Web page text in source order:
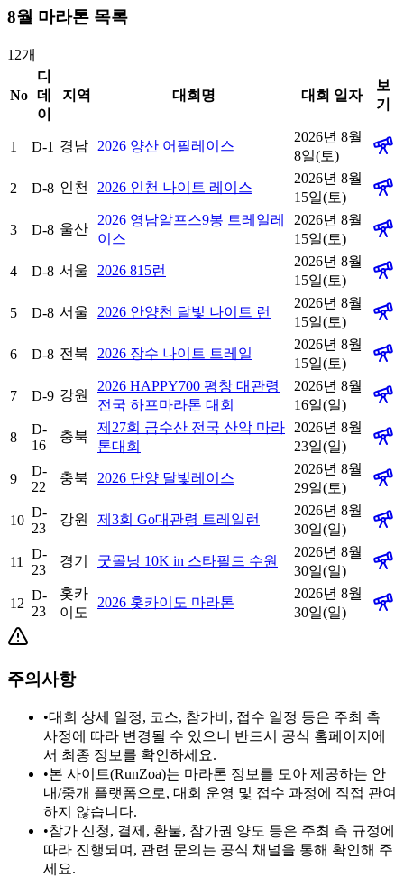
8월 마라톤 목록
12개
No
디
데
이
지역 대회명 대회 일자
보
기
1 D-1 경남 2026 양산 어필레이스
2026년 8월
8일(토)
2 D-8 인천 2026 인천 나이트 레이스
2026년 8월
15일(토)
3 D-8 울산
2026 영남알프스9봉 트레일레
이스
2026년 8월
15일(토)
4 D-8 서울 2026 815런
2026년 8월
15일(토)
5 D-8 서울 2026 안양천 달빛 나이트 런
2026년 8월
15일(토)
6 D-8 전북 2026 장수 나이트 트레일
2026년 8월
15일(토)
7 D-9 강원
2026 HAPPY700 평창 대관령
전국 하프마라톤 대회
2026년 8월
16일(일)
8
D-
16
충북
제27회 금수산 전국 산악 마라
톤대회
2026년 8월
23일(일)
9
D-
22
충북 2026 단양 달빛레이스
2026년 8월
29일(토)
10
D-
23
강원 제3회 Go대관령 트레일런
2026년 8월
30일(일)
11
D-
23
경기 굿몰닝 10K in 스타필드 수원
2026년 8월
30일(일)
12
D-
23
홋카
이도
2026 홋카이도 마라톤
2026년 8월
30일(일)
주의사항
•대회 상세 일정, 코스, 참가비, 접수 일정 등은 주최 측
사정에 따라 변경될 수 있으니 반드시 공식 홈페이지에
서 최종 정보를 확인하세요.
•본 사이트(RunZoa)는 마라톤 정보를 모아 제공하는 안
내/중개 플랫폼으로, 대회 운영 및 접수 과정에 직접 관여
하지 않습니다.
•참가 신청, 결제, 환불, 참가권 양도 등은 주최 측 규정에
따라 진행되며, 관련 문의는 공식 채널을 통해 확인해 주
세요.